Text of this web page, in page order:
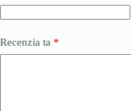
Recenzia ta *